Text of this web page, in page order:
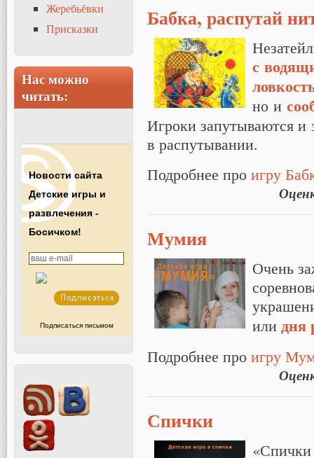
Бабка, распутай
с
но и
Игроки запутываются и
в распутывании.
Подробнее про игру
Мумия
Очень
или дня
Подробнее про игру
Спички
Жеребьёвки
Присказки
Нас можно
читать:
Новости сайта
Детские игры и
развлечения -
Босичком!
Подписаться письмом